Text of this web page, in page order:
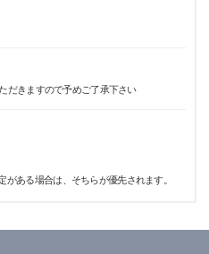
だきますので予めご了承下さい
ある場合は、そちらが優先されます。